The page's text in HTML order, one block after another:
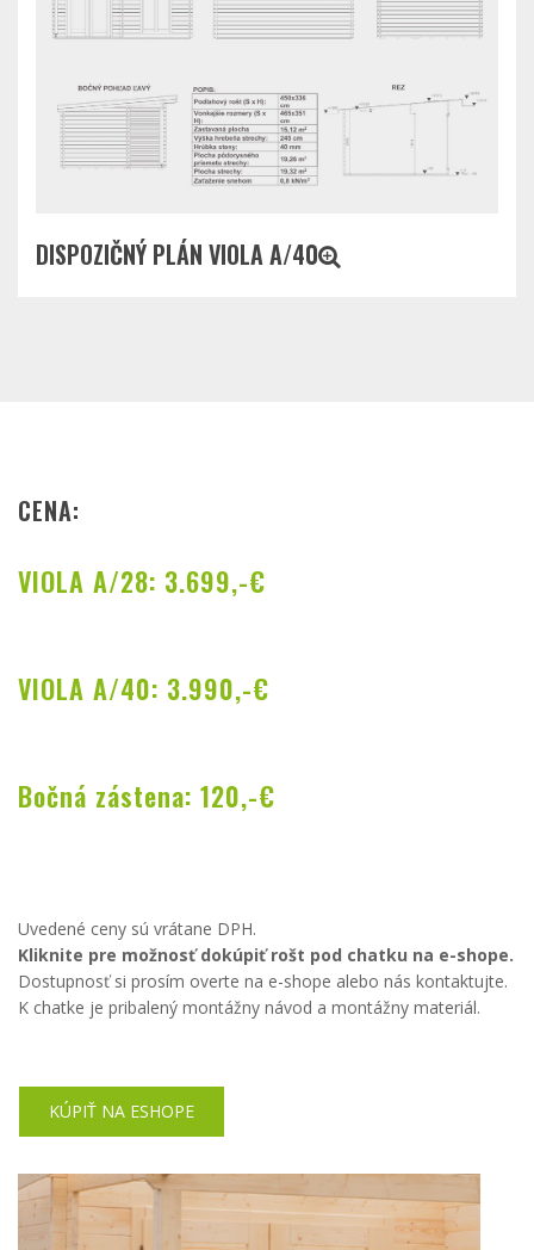
DISPOZIČNÝ PLÁN VIOLA A/40
CENA:
VIOLA A/28: 3.699,-€
VIOLA A/40: 3.990,-€
Bočná zástena: 120,-€
Uvedené ceny sú vrátane DPH.
Kliknite pre možnosť dokúpiť rošt pod chatku na e-shope.
Dostupnosť si prosím overte na e-shope alebo nás kontaktujte.
K chatke je pribalený montážny návod a montážny materiál.
KÚPIŤ NA ESHOPE